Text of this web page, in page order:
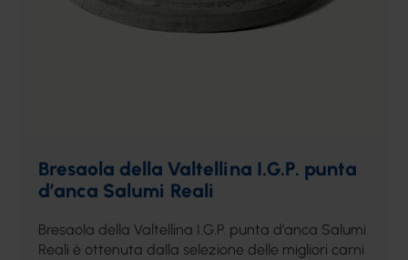
Bresaola della Valtellina I.G.P. punta
d’anca Salumi Reali
Bresaola della Valtellina I.G.P. punta d’anca Salumi
Reali è ottenuta dalla selezione delle migliori carni